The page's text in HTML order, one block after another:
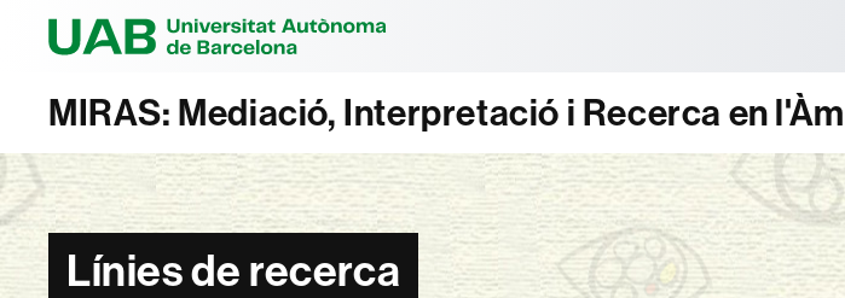
MIRAS: Mediació, Interpretació i Recerca en
Línies de recerca